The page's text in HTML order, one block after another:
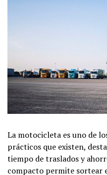
La motocicleta es uno de
prácticos que existen,
tiempo de traslados y
compacto permite sortear